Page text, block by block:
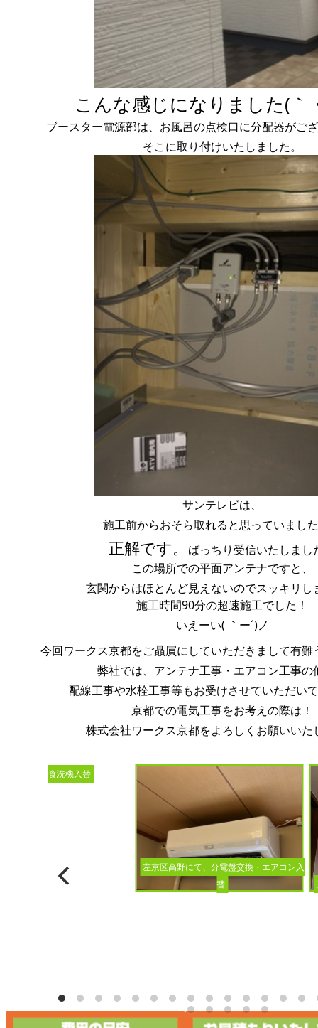
こんな感じになりました(｀
ブースター電源部は、お風呂の点検口に分配器がご
そこに取り付けいたしました。
サンテレビは、
施工前からおそら取れると思っていまし
正解です。
ばっちり受信いたしまし
この場所での平面アンテナですと、
玄関からはほとんど見えないのでスッキリし
施工時間90分の超速施工でした！
いえーい( ｀ー´)ノ
今回ワークス京都をご贔屓にしていただきまして有難
弊社では、アンテナ工事・エアコン工事の
配線工事や水栓工事等もお受けさせていただい
京都での電気工事をお考えの際は！
株式会社ワークス京都をよろしくお願いいた
左京区高野にて、分電盤交換・エアコン入
替
ビルトイン食洗機入替